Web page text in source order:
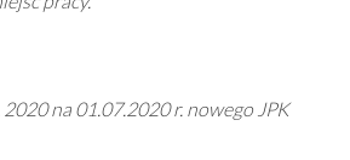
na 01.07.2020 r. nowego JPK